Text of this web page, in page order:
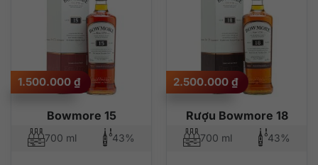
Bowmore 15
1.500.000 ₫
700 ml 43%
Rượu Bowmore 18
2.500.000 ₫
700 ml 43%